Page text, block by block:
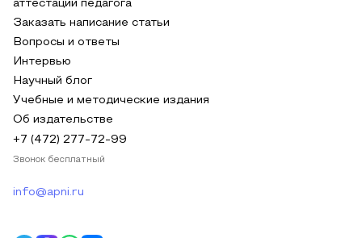
аттестации педагога
Заказать написание статьи
Вопросы и ответы
Интервью
Научный блог
Учебные и методические издания
Об издательстве
+7 (472) 277-72-99
Звонок бесплатный
info@apni.ru